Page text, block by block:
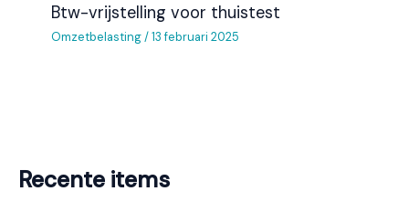
Recente items
Btw-vrijstelling voor thuistest
Omzetbelasting/13 februari 2025